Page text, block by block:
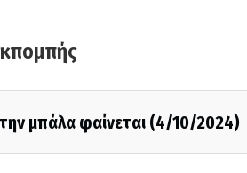
μπάλα φαίνεται (4/10/2024)